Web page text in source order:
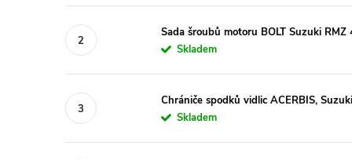
Sada šroubů motoru BOLT Suzuki RMZ
Skladem
Chrániče spodků vidlic ACERBIS,
Skladem